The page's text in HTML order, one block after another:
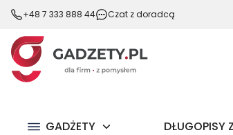
+48 7 333 888 44 Czat z doradcą
GADŻETY DŁUGOPISY